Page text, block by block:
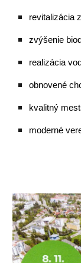
revitalizácia
zvýšenie
realizácia
obnovené
kvalitný
moderné